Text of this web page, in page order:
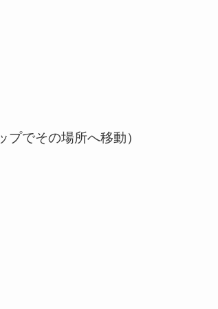
プでその場所へ移動）